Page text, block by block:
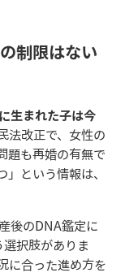
制限はない
生まれた子は今
法改正で、女性の
題も再婚の有無で
という情報は、
後のDNA鑑定に
択肢がありま
に合った進め方を